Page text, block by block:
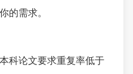
的需求。
科论文要求重复率低于